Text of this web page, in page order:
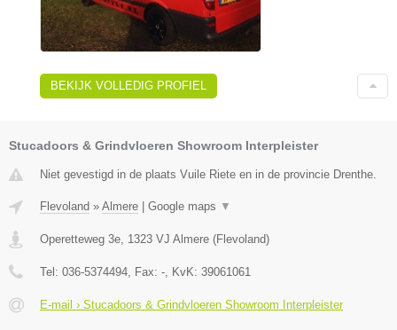
BEKIJK VOLLEDIG PROFIEL
Stucadoors & Grindvloeren Showroom Interpleister
Niet gevestigd in de plaats Vuile Riete en in de provincie Drenthe.
Flevoland » Almere Google maps ▼
Operetteweg 3e, 1323 VJ Almere (Flevoland)
Tel: 036-5374494, Fax: -, KvK: 39061061
E-mail › Stucadoors & Grindvloeren Showroom Interpleister